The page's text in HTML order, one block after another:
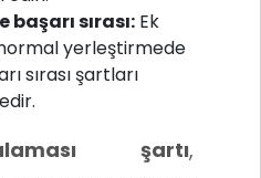
sırası: Ek
yerleştirmede
sırası şartları
şartı,